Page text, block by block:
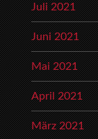
Juli 2021
Juni 2021
Mai 2021
April 2021
März 2021